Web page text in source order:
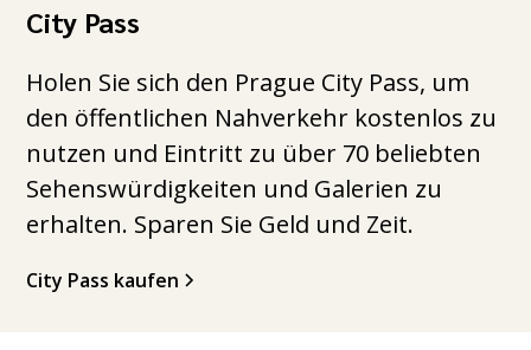
City Pass
Holen Sie sich den Prague City Pass, um
den öffentlichen Nahverkehr kostenlos zu
nutzen und Eintritt zu über 70 beliebten
Sehenswürdigkeiten und Galerien zu
erhalten. Sparen Sie Geld und Zeit.
City Pass kaufen